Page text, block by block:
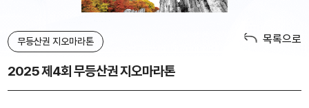
무등산권 지오마라톤
2025 제4회 무등산권 지오마라톤
목록으로